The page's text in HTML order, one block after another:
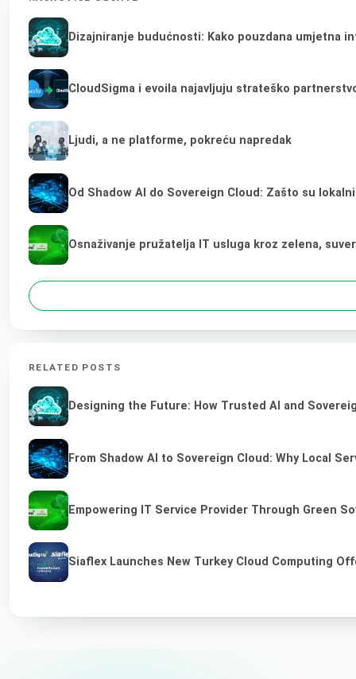
Dizajniranje budućnosti: Kako pouzdana umjetna
CloudSigma i evoila najavljuju strateško
Ljudi, a ne platforme, pokreću napredak
Od Shadow AI do Sovereign Cloud: Zašto su
Osnaživanje pružatelja IT usluga kroz zelena,
RELATED POSTS
Designing the Future: How Trusted AI and
From Shadow AI to Sovereign Cloud: Why Local
Empowering IT Service Provider Through Green
Siaflex Launches New Turkey Cloud Computing